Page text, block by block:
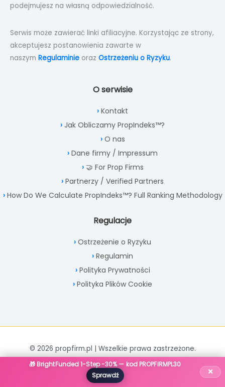
podejmujesz na własną odpowiedzialność.
Serwis może zawierać linki afiliacyjne. Korzystając ze strony,
akceptujesz postanowienia zawarte w
naszym Regulaminie oraz Ostrzeżeniu o Ryzyku.
O serwisie
Kontakt
Jak Obliczamy PropIndeks™?
O nas
Dane firmy / Impressum
🤝 For Prop Firms
Partnerzy / Verified Partners
How Do We Calculate PropIndeks™? Full Ranking Methodology
Regulacje
Ostrzeżenie o Ryzyku
Regulamin
Polityka Prywatności
Polityka Plików Cookie
© 2026 propfirm.pl | Wszelkie prawa zastrzeżone.
🎁 BrightFunded 1-Step -30% — kod PROPFIRMPL30
Sprawdź
×